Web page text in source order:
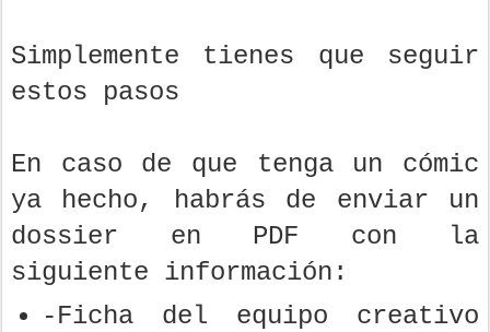
Simplemente tienes que seguir
estos pasos
En caso de que tenga un cómic
ya hecho, habrás de enviar un
dossier en PDF con la
siguiente información:
-Ficha del equipo creativo